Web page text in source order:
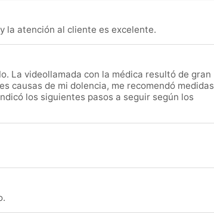
la atención al cliente es excelente.
La videollamada con la médica resultó de gran
causas de mi dolencia, me recomendó medidas
los siguientes pasos a seguir según los